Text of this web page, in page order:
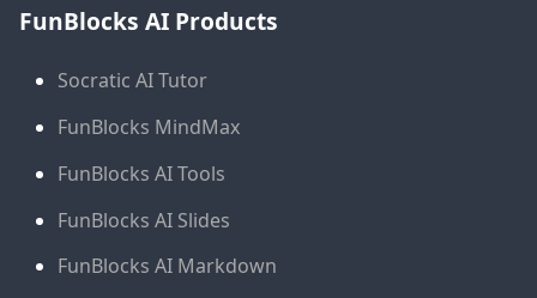
FunBlocks AI Products
Socratic AI Tutor
FunBlocks MindMax
FunBlocks AI Tools
FunBlocks AI Slides
FunBlocks AI Markdown